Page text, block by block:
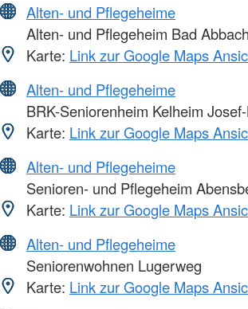
Alten- und Pflegeheime
Alten- und Pflegeheim Bad Abbach
Karte: Link zur Google Maps
Alten- und Pflegeheime
BRK-Seniorenheim Kelheim
Karte: Link zur Google Maps
Alten- und Pflegeheime
Senioren- und Pflegeheim
Karte: Link zur Google Maps
Alten- und Pflegeheime
Seniorenwohnen Lugerweg
Karte: Link zur Google Maps